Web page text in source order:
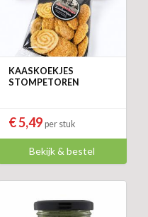
KAASKOEKJES
STOMPETOREN
€ 5,49 per stuk
Bekijk & bestel